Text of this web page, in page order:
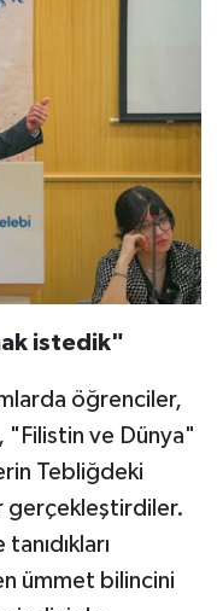
istedik"
öğrenciler,
ve Dünya"
Tebliğdeki
gerçekleştirdiler.
ümmet bilincini